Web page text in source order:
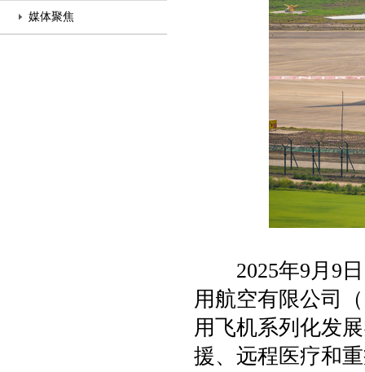
媒体聚焦
2025年9月9日
用航空有限公司
用飞机系列化发
援、远程医疗和